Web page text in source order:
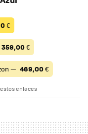
€
359,00€
— 469,00€
enlaces